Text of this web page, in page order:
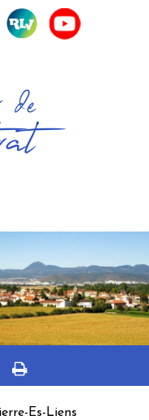
Es-Liens